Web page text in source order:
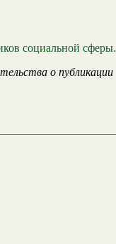
социальной сферы.
о публикации